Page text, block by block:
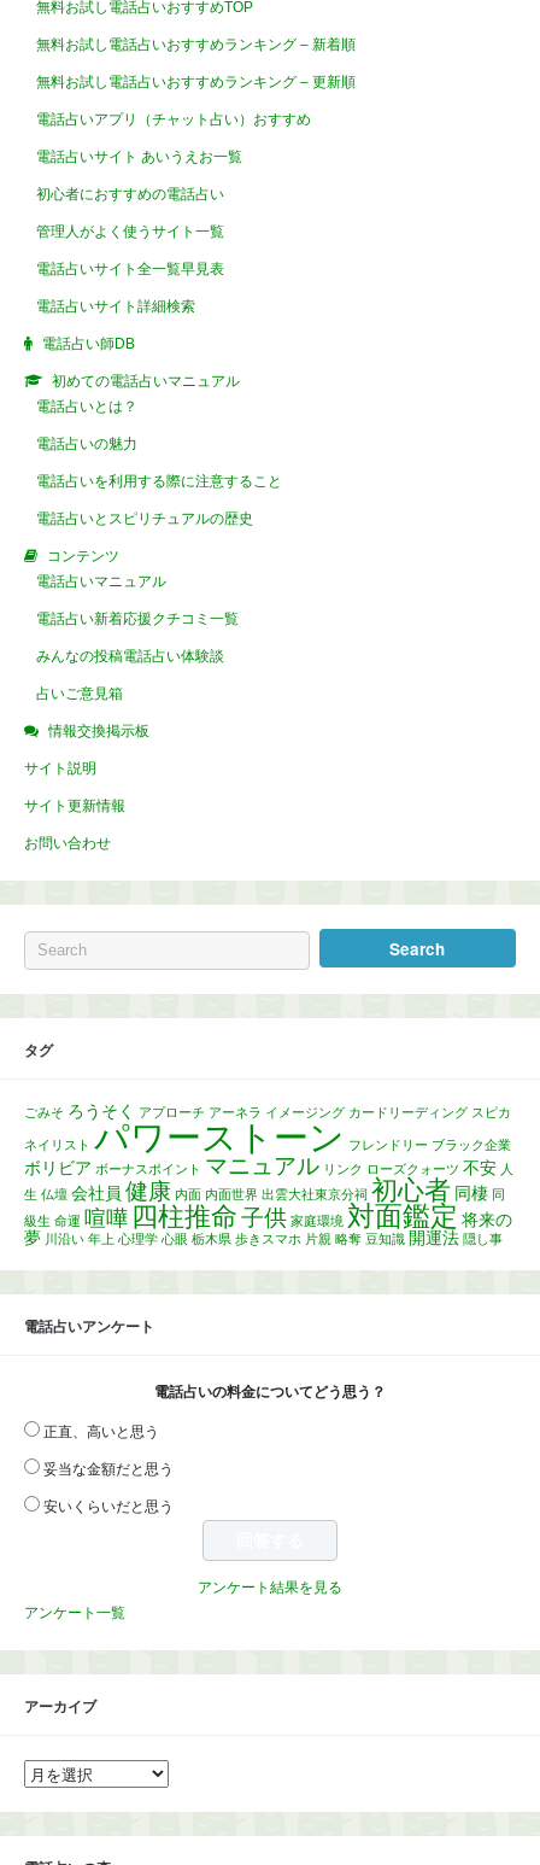
無料お試し電話占いおすすめTOP
無料お試し電話占いおすすめランキング – 新着順
無料お試し電話占いおすすめランキング – 更新順
電話占いアプリ（チャット占い）おすすめ
電話占いサイト あいうえお一覧
初心者におすすめの電話占い
管理人がよく使うサイト一覧
電話占いサイト全一覧早見表
電話占いサイト詳細検索
電話占い師DB
初めての電話占いマニュアル
電話占いとは？
電話占いの魅力
電話占いを利用する際に注意すること
電話占いとスピリチュアルの歴史
コンテンツ
電話占いマニュアル
電話占い新着応援クチコミ一覧
みんなの投稿電話占い体験談
占いご意見箱
情報交換掲示板
サイト説明
サイト更新情報
お問い合わせ
タグ
ごみそ ろうそく アプローチ アーネラ イメージング カードリーディング スピカ
ネイリスト パワーストーン フレンドリー ブラック企業
ボリビア ボーナスポイント マニュアル リンク ローズクォーツ 不安 人
生 仏壇 会社員 健康 内面 内面世界 出雲大社東京分祠 初心者 同棲 同
級生 命運 喧嘩 四柱推命子供 家庭環境 対面鑑定 将来の
夢 川沿い 年上 心理学 心眼 栃木県 歩きスマホ 片親 略奪 豆知識 開運法 隠し事
電話占いアンケート
電話占いの料金についてどう思う？
正直、高いと思う
妥当な金額だと思う
安いくらいだと思う
アンケート結果を見る
アンケート一覧
アーカイブ
ア
ー
イ